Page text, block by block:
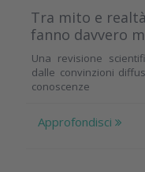
Tra mito e
fanno davvero
Una revisione
dalle convinzioni
conoscenze
Approfondisci